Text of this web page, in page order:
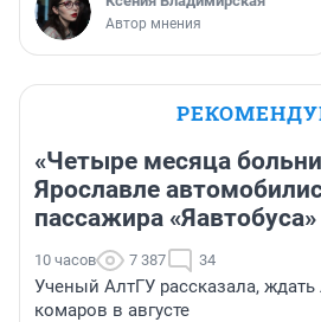
Автор мнения
«Четыре месяца
Ярославле
пассажира «Яавтобуса»
10 часов 7 387 34
Ученый АлтГУ рассказала,
комаров в августе